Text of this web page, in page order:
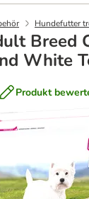
Hundefutter
Breed
White
Produkt